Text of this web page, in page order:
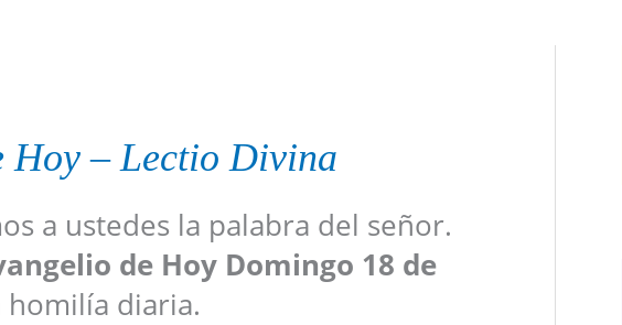
Hoy–Lectio Divina
a ustedes la palabra del señor.
de Hoy Domingo 18 de
homilía diaria.